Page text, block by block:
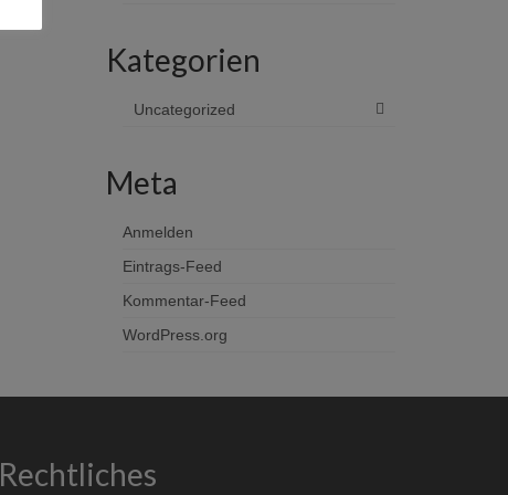
Kategorien
Uncategorized
Meta
Anmelden
Eintrags-Feed
Kommentar-Feed
WordPress.org
Rechtliches